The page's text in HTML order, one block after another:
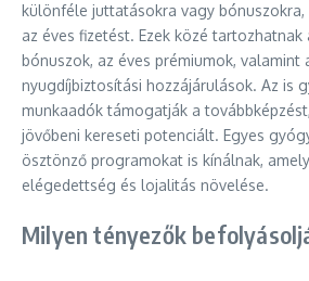
különféle juttatásokra vagy
az éves fizetést. Ezek közé
bónuszok, az éves prémiumok, valamint
nyugdíjbiztosítási hozzájárulások. Az is
munkaadók támogatják a
jövőbeni kereseti potenciált. Egyes
ösztönző programokat is kínálnak,
elégedettség és lojalitás növelése.
Milyen tényezők